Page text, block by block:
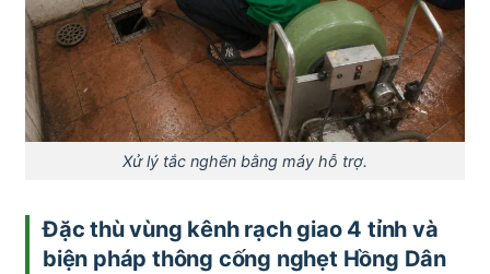
Xử lý tắc nghẽn bằng máy hỗ trợ.
Đặc thù vùng kênh rạch giao 4 tỉnh và
biện pháp thông cống nghẹt Hồng Dân